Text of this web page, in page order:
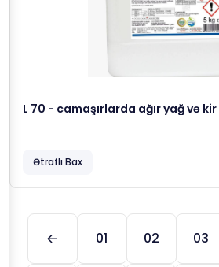
L 70 - camaşırlarda ağır yağ və
Ətraflı Bax
01 02 03